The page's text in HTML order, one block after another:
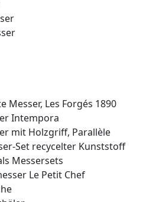
Messer, Les Forgés 1890
Intempora
mit Holzgriff, Parallèle
Set recycelter Kunststoff
Messersets
Le Petit Chef